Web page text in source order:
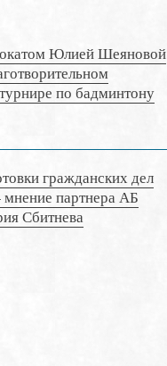
Юлией Шеяновой
по бадминтону
гражданских дел
партнера АБ
Сбитнева